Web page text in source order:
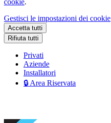
cookie.
Gestisci le impostazioni dei cookie
Accetta tutti
Rifiuta tutti
Privati
Aziende
Installatori
🔒 Area Riservata